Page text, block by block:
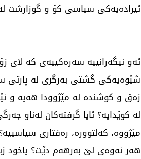
ئیرادەیەکی سیاسی کۆ و گوزارشت
ئەو نیگەرانییە سەرەکییەی کە لای
شێوەیەکی گشتی بەرگری لە پارتی
زەق و کوشندە لە مێژوودا هەیە و
لە کوێدایە؟ ئایا گرفتەکان لەناو
مێژووە، کەلتوورە، رەفتاری
هەر ئەوەی لێ بەرهەم دێت؟ یاخود